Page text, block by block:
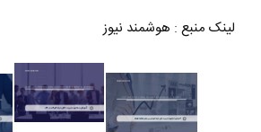
لینک منبع : هوشمند نیوز